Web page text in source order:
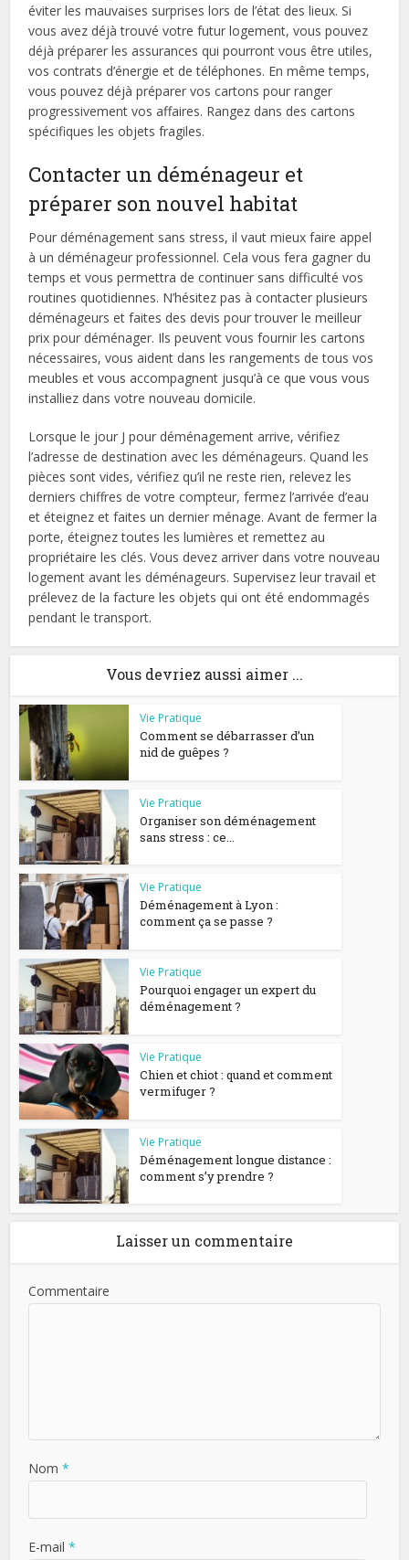
éviter les mauvaises surprises lors de l’état des lieux. Si
vous avez déjà trouvé votre futur logement, vous pouvez
déjà préparer les assurances qui pourront vous être utiles,
vos contrats d’énergie et de téléphones. En même temps,
vous pouvez déjà préparer vos cartons pour ranger
progressivement vos affaires. Rangez dans des cartons
spécifiques les objets fragiles.
Contacter un déménageur et
préparer son nouvel habitat
Pour déménagement sans stress, il vaut mieux faire appel
à un déménageur professionnel. Cela vous fera gagner du
temps et vous permettra de continuer sans difficulté vos
routines quotidiennes. N’hésitez pas à contacter plusieurs
déménageurs et faites des devis pour trouver le meilleur
prix pour déménager. Ils peuvent vous fournir les cartons
nécessaires, vous aident dans les rangements de tous vos
meubles et vous accompagnent jusqu’à ce que vous vous
installiez dans votre nouveau domicile.
Lorsque le jour J pour déménagement arrive, vérifiez
l’adresse de destination avec les déménageurs. Quand les
pièces sont vides, vérifiez qu’il ne reste rien, relevez les
derniers chiffres de votre compteur, fermez l’arrivée d’eau
et éteignez et faites un dernier ménage. Avant de fermer la
porte, éteignez toutes les lumières et remettez au
propriétaire les clés. Vous devez arriver dans votre nouveau
logement avant les déménageurs. Supervisez leur travail et
prélevez de la facture les objets qui ont été endommagés
pendant le transport.
Vous devriez aussi aimer ...
Vie Pratique
Comment se débarrasser d’un
nid de guêpes ?
Vie Pratique
Organiser son déménagement
sans stress : ce...
Vie Pratique
Déménagement à Lyon :
comment ça se passe ?
Vie Pratique
Pourquoi engager un expert du
déménagement ?
Vie Pratique
Chien et chiot : quand et comment
vermifuger ?
Vie Pratique
Déménagement longue distance :
comment s’y prendre ?
Laisser un commentaire
Commentaire
Nom*
E-mail*